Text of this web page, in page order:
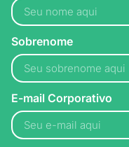
Sobrenome
E-mail Corporativo